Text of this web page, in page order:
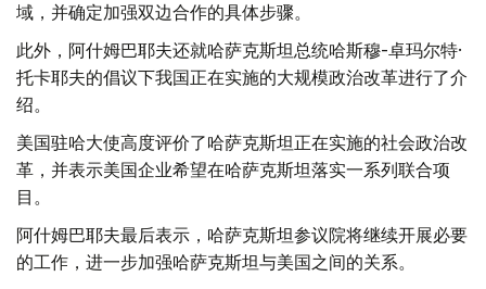
域，并确定加强双边合作的具体步骤。
此外，阿什姆巴耶夫还就哈萨克斯坦总统哈斯穆-卓玛尔特·
托卡耶夫的倡议下我国正在实施的大规模政治改革进行了介
绍。
美国驻哈大使高度评价了哈萨克斯坦正在实施的社会政治改
革，并表示美国企业希望在哈萨克斯坦落实一系列联合项
目。
阿什姆巴耶夫最后表示，哈萨克斯坦参议院将继续开展必要
的工作，进一步加强哈萨克斯坦与美国之间的关系。